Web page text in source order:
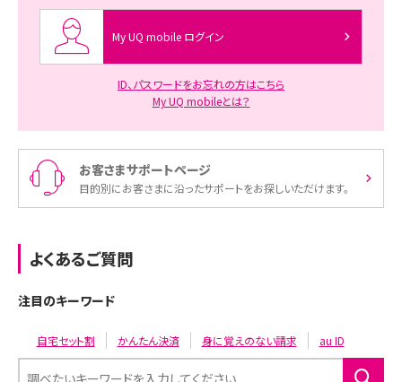
My UQ mobile ログイン
ID、パスワードをお忘れの方はこちら
My UQ mobileとは？
お客さまサポートページ
目的別にお客さまに沿ったサポートをお探しいただけます。
よくあるご質問
注目のキーワード
自宅セット割 かんたん決済 身に覚えのない請求 au ID